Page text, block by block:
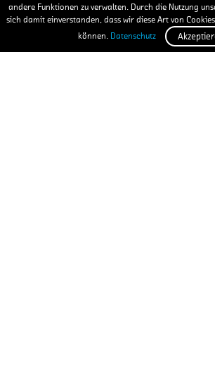
andere Funktionen zu verwalten. Durch die Nutzung
sich damit einverstanden, dass wir diese Art von
können. Datenschutz